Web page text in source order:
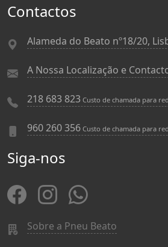
Contactos
Alameda do Beato nº18/20,
A Nossa Localização e
218 683 823 Custo de chamada para
960 260 356 Custo de chamada para
Siga-nos
Sobre a Pneu Beato